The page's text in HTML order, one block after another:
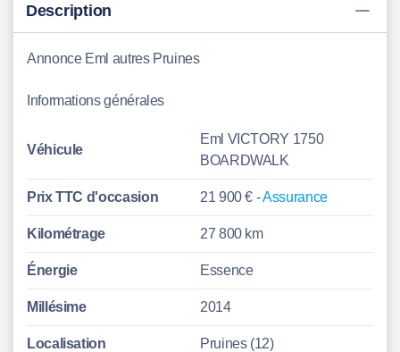
Description
Annonce Eml autres Pruines
Informations générales
Véhicule
Eml VICTORY 1750
BOARDWALK
Prix TTC d'occasion 21 900 € -Assurance
Kilométrage 27 800 km
Énergie Essence
Millésime 2014
Localisation Pruines (12)